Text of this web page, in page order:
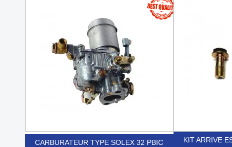
CARBURATEUR TYPE SOLEX 32 PBIC
KIT ARRIVE